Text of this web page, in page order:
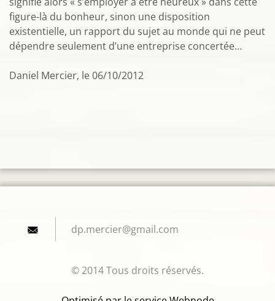
figure-là du bonheur, sinon une disposition
existentielle, un rapport du sujet au monde qui ne peut
dépendre seulement d’une entreprise concertée…
Daniel Mercier, le 06/10/2012
dp.mercier@gmail.com
© 2014 Tous droits réservés.